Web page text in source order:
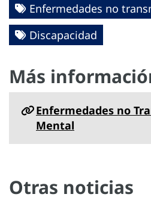
Enfermedades no
Discapacidad
Más
Enfermedades no
Mental
Otras noticias